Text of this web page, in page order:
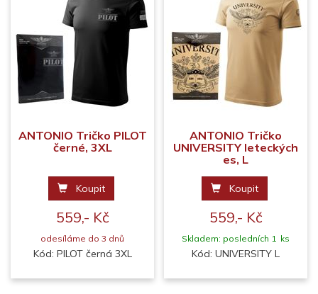
ANTONIO Tričko PILOT
černé, 3XL
Koupit
559,- Kč
odesíláme do 3 dnů
Kód: PILOT černá 3XL
ANTONIO Tričko
UNIVERSITY leteckých
es, L
Koupit
559,- Kč
Skladem: posledních 1 ks
Kód: UNIVERSITY L